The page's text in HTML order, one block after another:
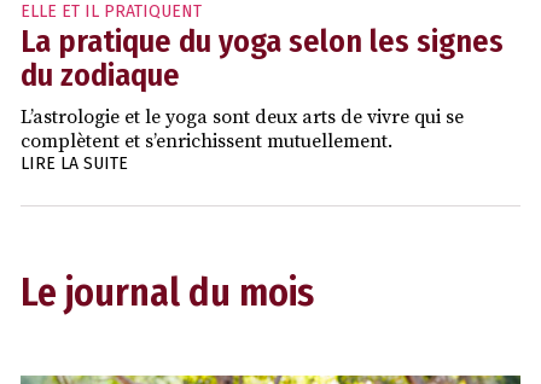
ELLE ET IL PRATIQUENT
La pratique du yoga selon les signes
du zodiaque
L’astrologie et le yoga sont deux arts de vivre qui se
complètent et s’enrichissent mutuellement.
LIRE LA SUITE
Le journal du mois